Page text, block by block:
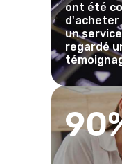
ont été
d'acheter
un
regardé